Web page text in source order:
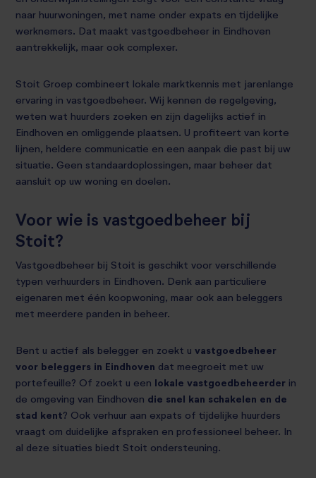
naar huurwoningen, met name onder expats en tijdelijke
werknemers. Dat maakt vastgoedbeheer in Eindhoven
aantrekkelijk, maar ook complexer.
Stoit Groep combineert lokale marktkennis met jarenlange
ervaring in vastgoedbeheer. Wij kennen de regelgeving,
weten wat huurders zoeken en zijn dagelijks actief in
Eindhoven en omliggende plaatsen. U profiteert van korte
lijnen, heldere communicatie en een aanpak die past bij uw
situatie. Geen standaardoplossingen, maar beheer dat
aansluit op uw woning en doelen.
Voor wie is vastgoedbeheer bij
Stoit?
Vastgoedbeheer bij Stoit is geschikt voor verschillende
typen verhuurders in Eindhoven. Denk aan particuliere
eigenaren met één koopwoning, maar ook aan beleggers
met meerdere panden in beheer.
Bent u actief als belegger en zoekt u vastgoedbeheer
voor beleggers in Eindhoven dat meegroeit met uw
portefeuille? Of zoekt u een
lokale vastgoedbeheerder in
de omgeving van Eindhoven die snel kan schakelen en de
stad kent? Ook verhuur aan expats of tijdelijke huurders
vraagt om duidelijke afspraken en professioneel beheer. In
al deze situaties biedt Stoit ondersteuning.